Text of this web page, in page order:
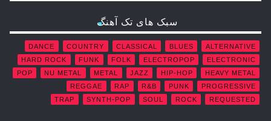
سبک های تک آهنگ
ALTERNATIVE
BLUES
CLASSICAL
COUNTRY
DANCE
ELECTRONIC
ELECTROPOP
FOLK
FUNK
HARD ROCK
HEAVY METAL
HIP-HOP
JAZZ
METAL
NU METAL
POP
PROGRESSIVE
PUNK
R&B
RAP
REGGAE
REQUESTED
ROCK
SOUL
SYNTH-POP
TRAP